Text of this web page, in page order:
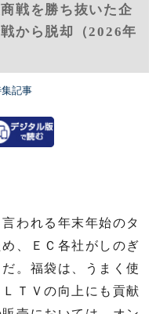
戦を勝ち抜いた企
から脱却（2026年
記事
われる年末年始のタ
、ＥＣ各社がしのぎ
。福袋は、うまく使
ＴＶの向上にも貢献